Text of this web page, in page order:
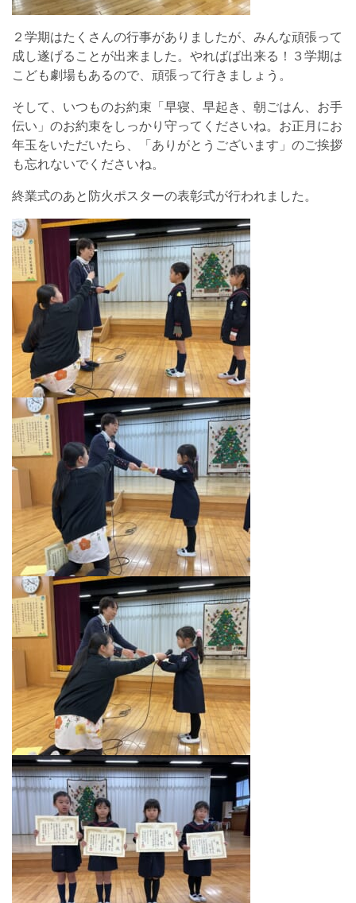
２学期はたくさんの行事がありましたが、みんな頑張って
成し遂げることが出来ました。やればば出来る！３学期は
こども劇場もあるので、頑張って行きましょう。
そして、いつものお約束「早寝、早起き、朝ごはん、お手
伝い」のお約束をしっかり守ってくださいね。お正月にお
年玉をいただいたら、「ありがとうございます」のご挨拶
も忘れないでくださいね。
終業式のあと防火ポスターの表彰式が行われました。